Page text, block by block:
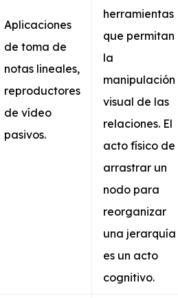
Aplicaciones
de toma de
notas lineales,
reproductores
de vídeo
pasivos.
herramientas
que permitan
la
manipulación
visual de las
relaciones. El
acto físico de
arrastrar un
nodo para
reorganizar
una jerarquía
es un acto
cognitivo.